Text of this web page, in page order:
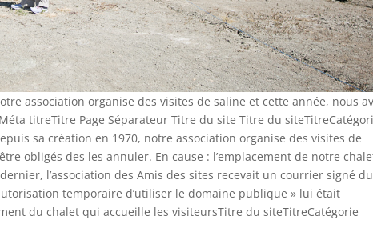
association organise des visites de saline et cette année, nous
titreTitre Page Séparateur Titre du site Titre du
sa création en 1970, notre association organise des visites de
obligés des les annuler. En cause : l’emplacement de notre
l’association des Amis des sites recevait un courrier signé du
temporaire d’utiliser le domaine publique » lui était
du chalet qui accueille les visiteursTitre du siteTitreCatégorie